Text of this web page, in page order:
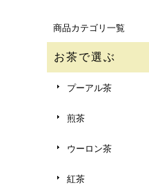
商品カテゴリ一覧
お茶で選ぶ
プーアル茶
煎茶
ウーロン茶
紅茶